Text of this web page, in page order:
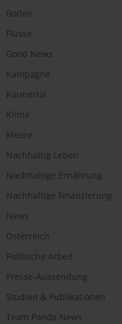
Boden
Flüsse
Good News
Kampagne
Kaunertal
Klima
Meere
Nachhaltig Leben
Nachhaltige Ernährung
Nachhaltige Finanzierung
News
Österreich
Politische Arbeit
Presse-Aussendung
Studien & Publikationen
Team Panda News